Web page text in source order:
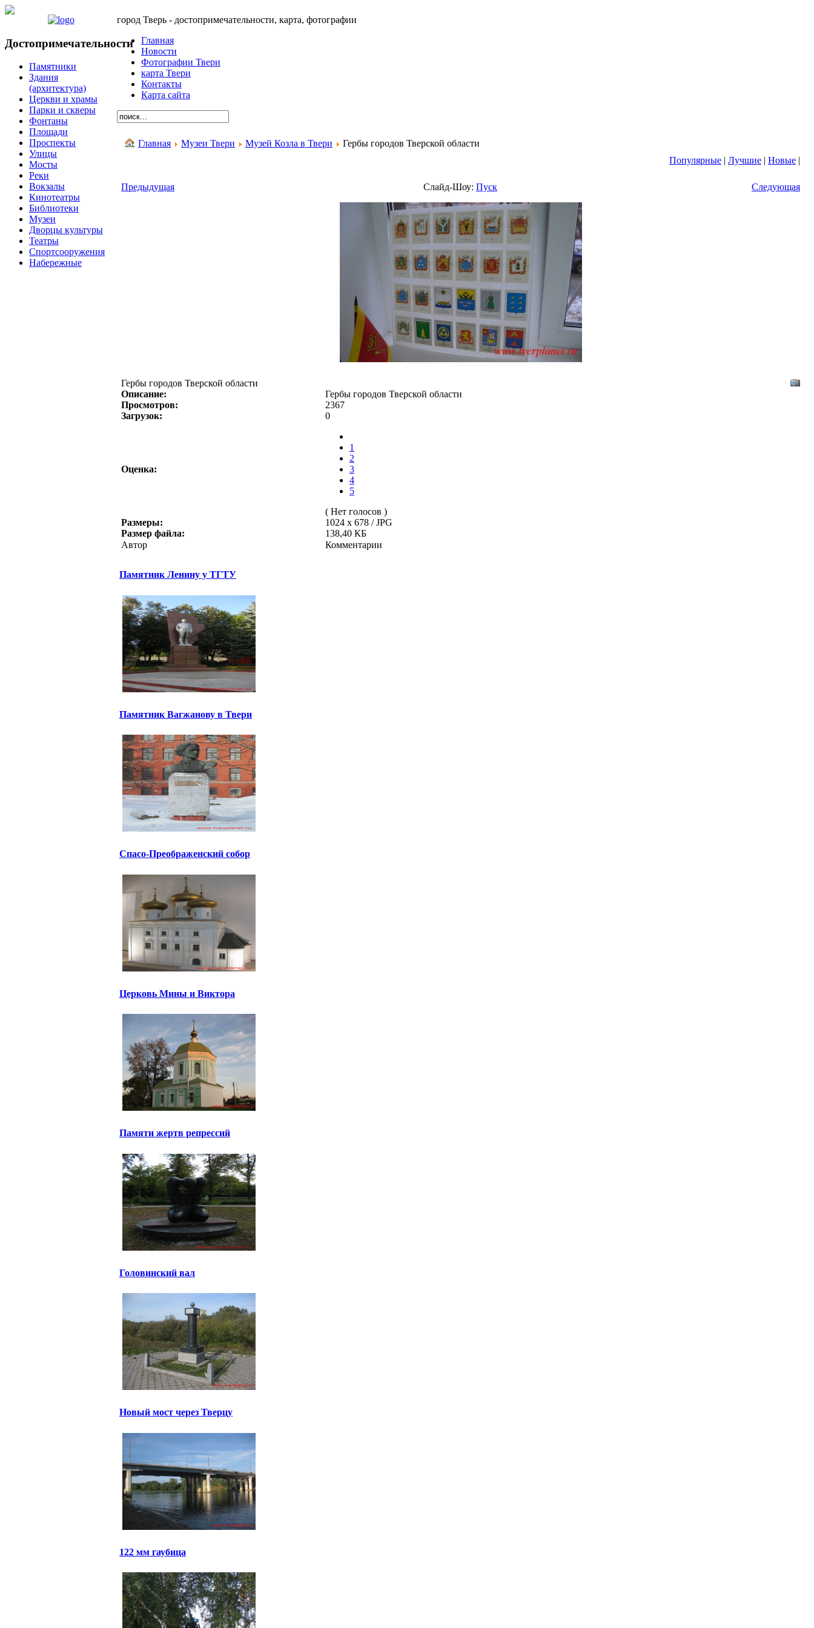
Достопримечательности
Памятники
Здания
(архитектура)
Церкви и храмы
Парки и скверы
Фонтаны
Площади
Проспекты
Улицы
Мосты
Реки
Вокзалы
Кинотеатры
Библиотеки
Музеи
Дворцы культуры
Театры
Спортсооружения
Набережные
город Тверь - достопримечательности, карта, фотографии
Главная
Новости
Фотографии Твери
карта Твери
Контакты
Карта сайта
Главная Музеи Твери Музей Козла в Твери
Гербы городов Тверской области
Популярные | Лучшие | Новые |
Предыдущая Слайд-Шоу: Пуск Следующая
Гербы городов Тверской области
Описание:
Гербы городов Тверской области
Просмотров:
2367
Загрузок:
0
Оценка:
1
2
3
4
5
( Нет голосов )
Размеры:
1024 x 678 / JPG
Размер файла:
138,40 КБ
Автор
Комментарии
Памятник Ленину у ТГТУ
Памятник Вагжанову в Твери
Спасо-Преображенский собор
Церковь Мины и Виктора
Памяти жертв репрессий
Головинский вал
Новый мост через Тверцу
122 мм гаубица